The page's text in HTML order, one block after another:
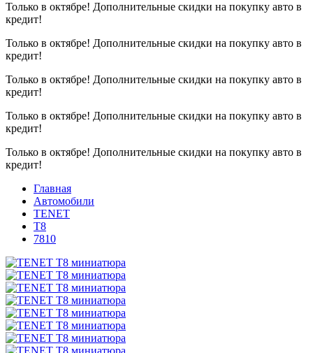
Только в октябре! Дополнительные скидки на покупку авто в
кредит!
Только в октябре! Дополнительные скидки на покупку авто в
кредит!
Только в октябре! Дополнительные скидки на покупку авто в
кредит!
Только в октябре! Дополнительные скидки на покупку авто в
кредит!
Только в октябре! Дополнительные скидки на покупку авто в
кредит!
Главная
Автомобили
TENET
T8
7810